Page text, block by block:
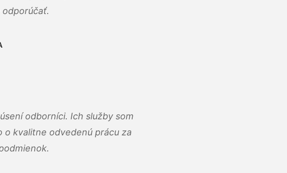
odborníci. Ich služby som
o kvalitne odvedenú prácu za